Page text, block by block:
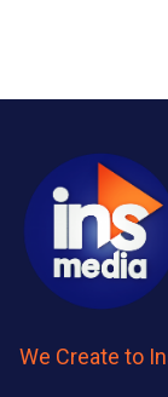
We Create to